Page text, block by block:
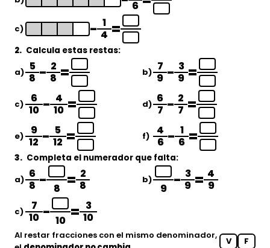
6
c) − 1
4 =
2. Calcula estas restas:
a) 5
8 − 2
8 = b) 7
9 − 3
9 =
c)
6
10 − 4
10 = d) 6
7 − 2
7 =
e)
9
12 − 5
12 = f)
4
6 − 1
6 =
3. Completa el numerador que falta:
a) 6
8 − 8 = 2
8
b)
9 − 3
9 = 4
9
c)
7
10 − 10 = 3
10
Al restar fracciones con el mismo denominador,
V F